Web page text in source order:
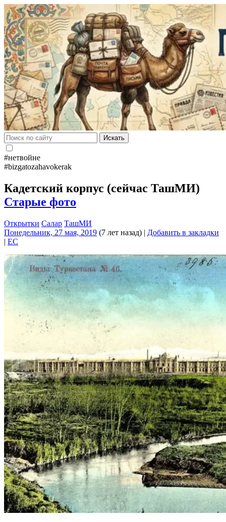
Искать
#нетвойне
#bizgatozahavokerak
Кадетский корпус (сейчас ТашМИ)
Старые фото
Открытки Салар ТашМИ
Понедельник, 27 мая, 2019 (7 лет назад) | Добавить в закладки
| EC